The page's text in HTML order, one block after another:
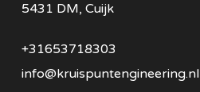
5431 DM, Cuijk
+31653718303
info@kruispuntengineering.nl